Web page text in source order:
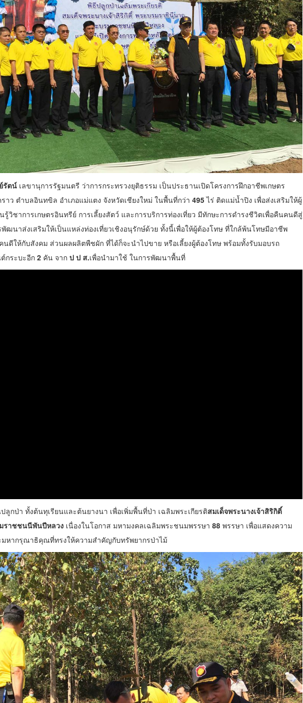
รัตน์ เลขานุการรัฐมนตรี ว่าการกระทรวงยุติธรรม เป็นประธานเปิดโครงการฝึกอาชีพเกษตร
าว ตำบลอินทขิล อำเภอแม่แตง จังหวัดเชียงใหม่ ในพื้นที่กว่า 495ไร่ ติดแม่น้ำปิง เพื่อส่งเสริมให้ผู้
รู้วิชาการเกษตรอินทรีย์ การเลี้ยงสัตว์ และการบริการท่องเที่ยว มีทักษะการดำรงชีวิตเพื่อคืนคนดีสู่
ฒนาส่งเสริมให้เป็นแหล่งท่องเที่ยวเชิงอนุรักษ์ด้วย ทั้งนี้เพื่อให้ผู้ต้องโทษ ที่ใกล้พ้นโทษมีอาชีพ
นดีให้กับสังคม ส่วนผลผลิตพืชผัก ที่ได้ก็จะนำไปขาย หรือเลี้ยงผู้ต้องโทษ พร้อมทั้งรับมอบรถ
กระบะอีก2 คัน จาก ป ป ส.เพื่อนำมาใช้ ในการพัฒนาพื้นที่
ลูกป่า ทั้งต้นทุเรียนและต้นยางนา เพื่อเพิ่มพื้นที่ป่า เฉลิมพระเกียรติสมเด็จพระนางเจ้าสิริกิติ์
ราชชนนีพันปีหลวง เนื่องในโอกาส มหามงคลเฉลิมพระชนมพรรษา 88 พรรษา เพื่อแสดงความ
มหากรุณาธิคุณที่ทรงให้ความสำคัญกับทรัพยากรป่าไม้